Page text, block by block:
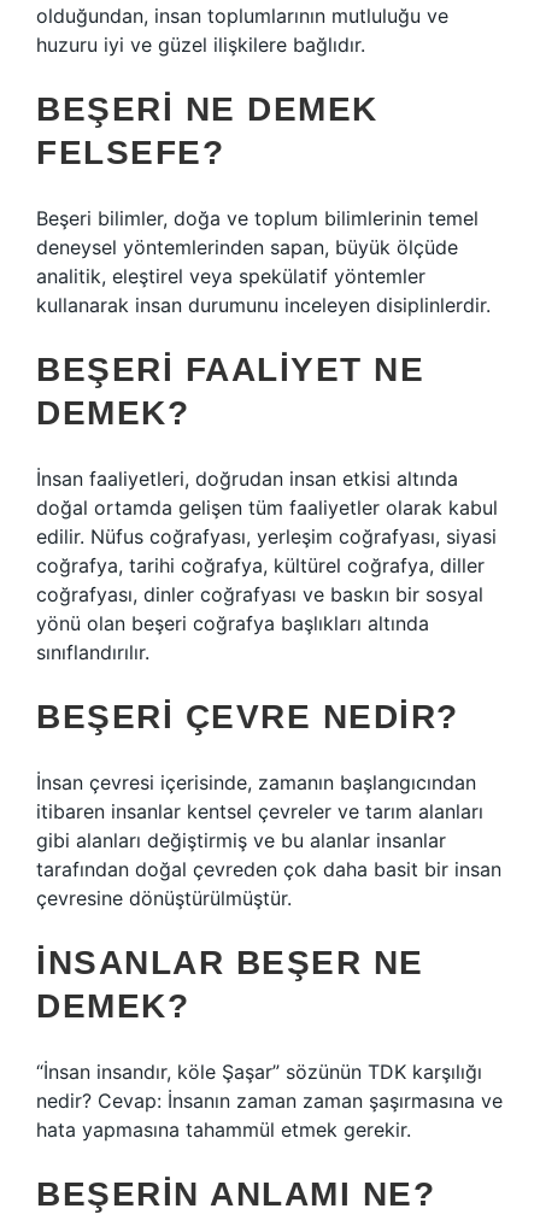
olduğundan, insan toplumlarının mutluluğu ve
huzuru iyi ve güzel ilişkilere bağlıdır.
BEŞERI NE DEMEK
FELSEFE?
Beşeri bilimler, doğa ve toplum bilimlerinin temel
deneysel yöntemlerinden sapan, büyük ölçüde
analitik, eleştirel veya spekülatif yöntemler
kullanarak insan durumunu inceleyen disiplinlerdir.
BEŞERI FAALIYET NE
DEMEK?
İnsan faaliyetleri, doğrudan insan etkisi altında
doğal ortamda gelişen tüm faaliyetler olarak kabul
edilir. Nüfus coğrafyası, yerleşim coğrafyası, siyasi
coğrafya, tarihi coğrafya, kültürel coğrafya, diller
coğrafyası, dinler coğrafyası ve baskın bir sosyal
yönü olan beşeri coğrafya başlıkları altında
sınıflandırılır.
BEŞERI ÇEVRE NEDIR?
İnsan çevresi içerisinde, zamanın başlangıcından
itibaren insanlar kentsel çevreler ve tarım alanları
gibi alanları değiştirmiş ve bu alanlar insanlar
tarafından doğal çevreden çok daha basit bir insan
çevresine dönüştürülmüştür.
İNSANLAR BEŞER NE
DEMEK?
“İnsan insandır, köle Şaşar” sözünün TDK karşılığı
nedir? Cevap: İnsanın zaman zaman şaşırmasına ve
hata yapmasına tahammül etmek gerekir.
BEŞERIN ANLAMI NE?